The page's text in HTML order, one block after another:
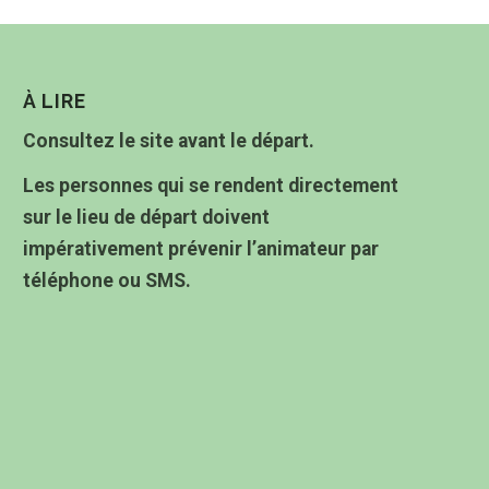
À LIRE
Consultez le site avant le départ.
Les personnes qui se rendent directement
sur le lieu de départ doivent
impérativement prévenir l’animateur par
téléphone ou SMS.